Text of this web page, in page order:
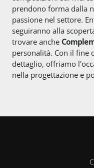
prendono forma dalla
passione nel settore.
seguiranno alla
trovare anche
personalità. Con il fine
dettaglio, offriamo
nella progettazione e